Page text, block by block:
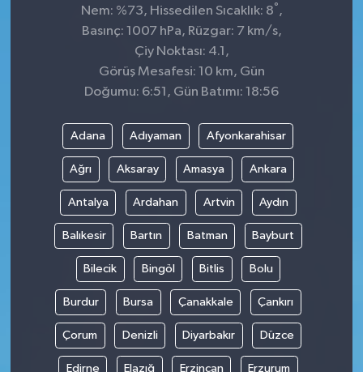
Nem: %73, Hissedilen Sıcaklık: 8° ,
Basınç: 1007 hPa, Rüzgar: 7 km/s,
Çiy Noktası: 4.1,
Görüş Mesafesi: 10 km, Gün
Doğumu: 6:51, Gün Batımı: 18:56
Adana Adıyaman Afyonkarahisar
Ağrı Aksaray Amasya Ankara
Antalya Ardahan Artvin Aydın
Balıkesir Bartın Batman Bayburt
Bilecik Bingöl Bitlis Bolu
Burdur Bursa Çanakkale Çankırı
Çorum Denizli Diyarbakır Düzce
Edirne Elazığ Erzincan Erzurum